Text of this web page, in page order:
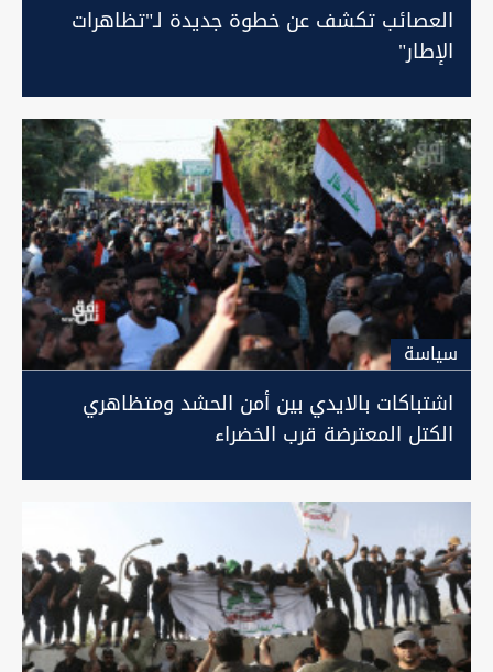
العصائب تكشف عن خطوة جديدة لـ"تظاهرات
الإطار"
سیاسة
اشتباكات بالايدي بين أمن الحشد ومتظاهري
الكتل المعترضة قرب الخضراء